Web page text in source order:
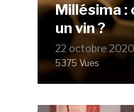
Millésima
un vin ?
22 octobre 2020
5375 Vues